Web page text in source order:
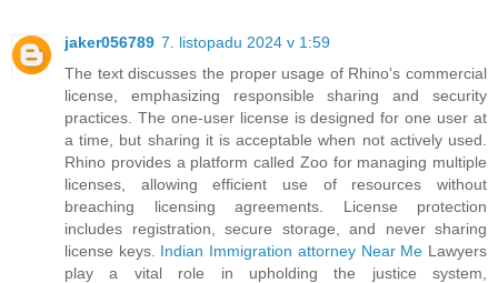
jaker056789 7. listopadu 2024 v 1:59
The text discusses the proper usage of Rhino's commercial
license, emphasizing responsible sharing and security
practices. The one-user license is designed for one user at
a time, but sharing it is acceptable when not actively used.
Rhino provides a platform called Zoo for managing multiple
licenses, allowing efficient use of resources without
breaching licensing agreements. License protection
includes registration, secure storage, and never sharing
license keys. Indian Immigration attorney Near Me Lawyers
play a vital role in upholding the justice system,